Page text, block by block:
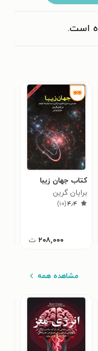
است.
کتاب جهان زیبا
برایان گرین
۴٫۴(۱۰)
۲۰۸,۰۰۰ ت
مشاهده همه